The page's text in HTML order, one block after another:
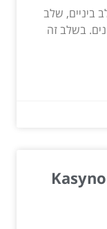
ביניים, שלב
בשלב זה